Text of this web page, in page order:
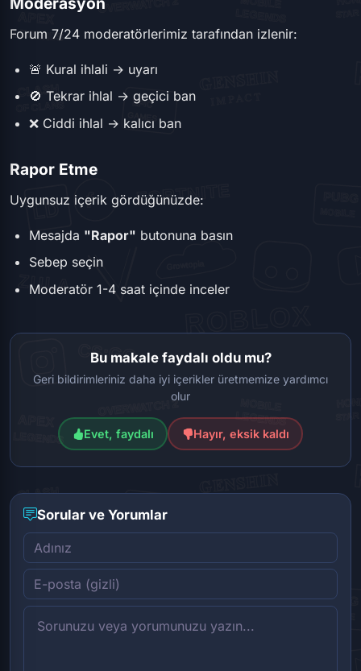
Forum 7/24 moderatörlerimiz tarafından izlenir:
🚨 Kural ihlali → uyarı
🚫 Tekrar ihlal → geçici ban
❌ Ciddi ihlal → kalıcı ban
Rapor Etme
Uygunsuz içerik gördüğünüzde:
Mesajda "Rapor" butonuna basın
Sebep seçin
Moderatör 1-4 saat içinde inceler
Bu makale faydalı oldu mu?
Geri bildirimleriniz daha iyi içerikler üretmemize yardımcı
olur
Evet, faydalı Hayır, eksik kaldı
Sorular ve Yorumlar